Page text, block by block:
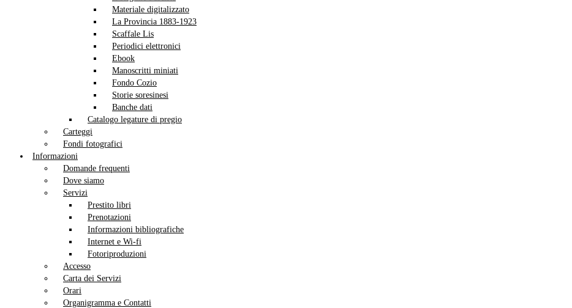
Materiale digitalizzato
La Provincia 1883-1923
Scaffale Lis
Periodici elettronici
Ebook
Manoscritti miniati
Fondo Cozio
Storie soresinesi
Banche dati
Catalogo legature di pregio
Carteggi
Fondi fotografici
Informazioni
Domande frequenti
Dove siamo
Servizi
Prestito libri
Prenotazioni
Informazioni bibliografiche
Internet e Wi-fi
Fotoriproduzioni
Accesso
Carta dei Servizi
Orari
Organigramma e Contatti